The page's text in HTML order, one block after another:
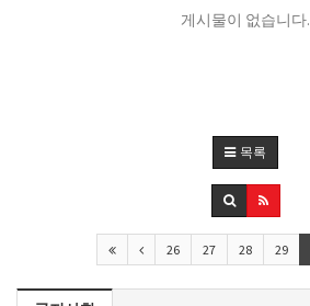
게시물이 없습니다.
목록
26 27 28 29